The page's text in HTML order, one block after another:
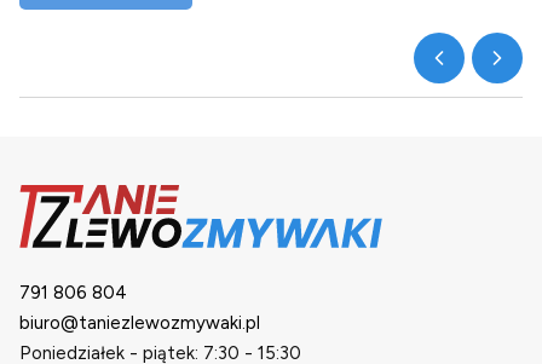
791 806 804
biuro@taniezlewozmywaki.pl
Poniedziałek - piątek: 7:30 - 15:30